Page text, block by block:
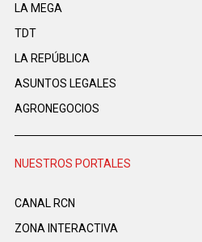
LA MEGA
TDT
LA REPÚBLICA
ASUNTOS LEGALES
AGRONEGOCIOS
NUESTROS PORTALES
CANAL RCN
ZONA INTERACTIVA